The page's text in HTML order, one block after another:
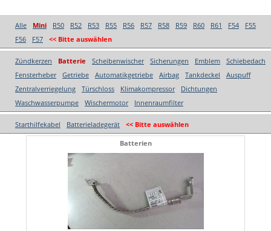
Alle Mini R50 R52 R53 R55 R56 R57 R58 R59 R60 R61 F54
F55
F56
F57 << Bitte auswählen
Zündkerzen Batterie Scheibenwischer Sicherungen Emblem
Schiebedach
Fensterheber
Getriebe Automatikgetriebe Airbag Tankdeckel
Auspuff
Zentralverriegelung
Türschloss Klimakompressor
Dichtungen
Waschwasserpumpe
Wischermotor Innenraumfilter
Starthilfekabel Batterieladegerät << Bitte auswählen
Batterien